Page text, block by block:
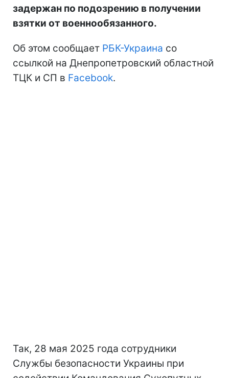
задержан по подозрению в получении
взятки от военнообязанного.
Об этом сообщает РБК-Украина со
ссылкой на Днепропетровский областной
ТЦК и СП в Facebook.
Так, 28 мая 2025 года сотрудники
Службы безопасности Украины при